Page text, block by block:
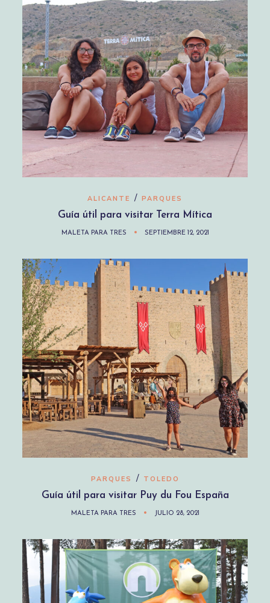
ALICANTE / PARQUES
Guía útil para visitar Terra Mítica
MALETA PARA TRES SEPTIEMBRE 12, 2021
PARQUES / TOLEDO
Guía útil para visitar Puy du Fou España
MALETA PARA TRES JULIO 28, 2021